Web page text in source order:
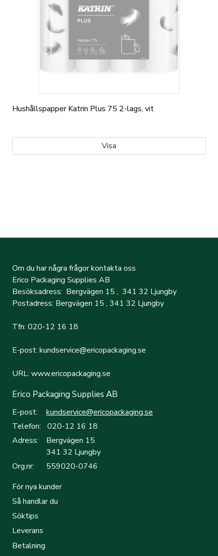
Hushållspapper Katrin Plus 75 2-lags, vit
Visa
Om du har några frågor kontakta oss
Erico Packaging Supplies AB
Besöksadress: Bergvägen 15 , 341 32 Ljungby
Postadress: Bergvägen 15 , 341 32 Ljungby
Tfn: 020-12 16 18
E-post: kundservice@ericopackaging.se
URL: www.ericopackaging.se
Erico Packaging Supplies AB
E-post:
kundservice@ericopackaging.se
Telefon:
020-12 16 18
Adress:
Bergvägen 15
341 32 Ljungby
Org.nr:
559020-0746
För nya kunder
Så handlar du
Söktips
Leverans
Betalning